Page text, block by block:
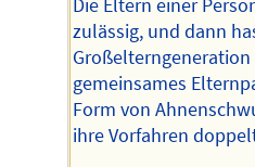
Die Eltern einer
zulässig, und dann
gemeinsames
Form von
ihre Vorfahren